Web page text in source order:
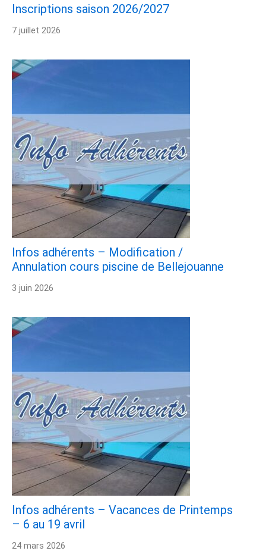
Inscriptions saison 2026/2027
7 juillet 2026
Infos adhérents – Modification /
Annulation cours piscine de Bellejouanne
3 juin 2026
Infos adhérents – Vacances de Printemps
– 6 au 19 avril
24 mars 2026